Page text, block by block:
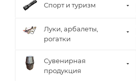
Спорт и туризм
Луки, арбалеты,
рогатки
Сувенирная
продукция